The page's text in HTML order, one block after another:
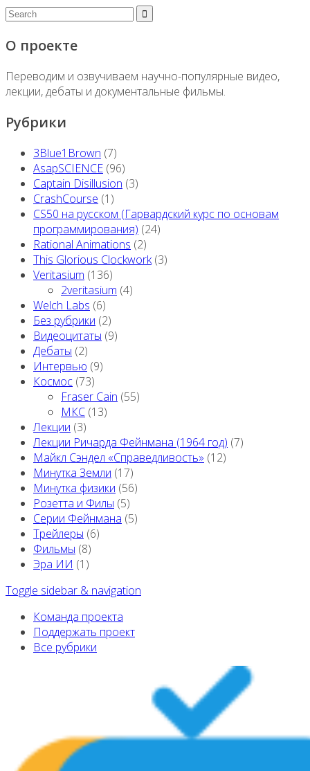
О проекте
Переводим и озвучиваем научно-популярные видео,
лекции, дебаты и документальные фильмы.
Рубрики
3Blue1Brown (7)
AsapSCIENCE (96)
Captain Disillusion (3)
CrashCourse (1)
CS50 на русском (Гарвардский курс по основам
программирования) (24)
Rational Animations (2)
This Glorious Clockwork(3)
Veritasium (136)
2veritasium (4)
Welch Labs (6)
Без рубрики (2)
Видеоцитаты (9)
Дебаты (2)
Интервью (9)
Космос (73)
Fraser Cain (55)
МКС (13)
Лекции (3)
Лекции Ричарда Фейнмана (1964 год) (7)
Майкл Сэндел «Справедливость» (12)
Минутка Земли (17)
Минутка физики (56)
Розетта и Филы (5)
Серии Фейнмана (5)
Трейлеры (6)
Фильмы (8)
Эра ИИ (1)
Toggle sidebar & navigation
Команда проекта
Поддержать проект
Все рубрики